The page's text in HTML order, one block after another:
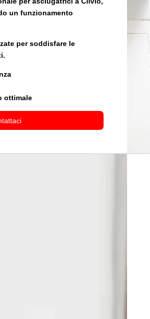
un funzionamento
per soddisfare le
ottimale